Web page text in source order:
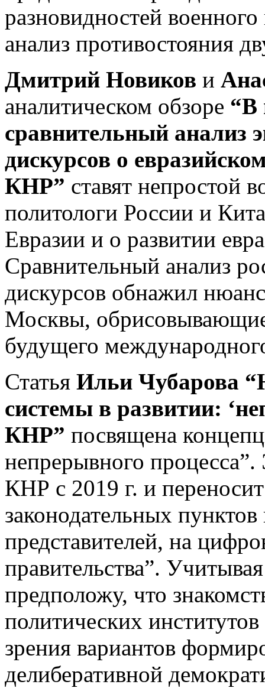
разновидностей
анализ противостояния
Дмитрий Новиков и
аналитическом обзоре “В
сравнительный анализ
дискурсов о
КНР” ставят непростой
политологи России и
Евразии и о развитии
Сравнительный анализ
дискурсов обнажил
Москвы,
будущего
Статья Ильи Чубарова
системы в развитии:
КНР” посвящена
непрерывного процесса”.
КНР с 2019 г. и
законодательных
представителей, на
правительства”.
предположу, что
политических
зрения вариантов
делиберативной